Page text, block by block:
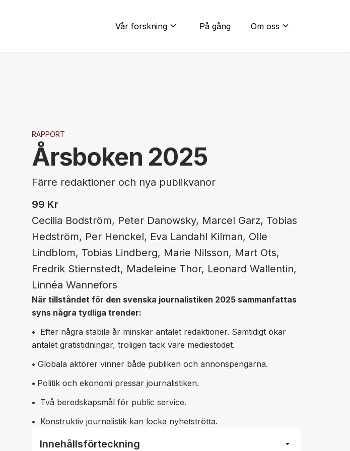
Vår forskning expand_more På gång Om oss expand_more
RAPPORT
Årsboken 2025
Färre redaktioner och nya publikvanor
99 Kr
Cecilia Bodström, Peter Danowsky, Marcel Garz, Tobias
Hedström, Per Henckel, Eva Landahl Kilman, Olle
Lindblom, Tobias Lindberg, Marie Nilsson, Mart Ots,
Fredrik Stiernstedt, Madeleine Thor, Leonard Wallentin,
Linnéa Wannefors
När tillståndet för den svenska journalistiken 2025 sammanfattas
syns några tydliga trender:
• Efter några stabila år minskar antalet redaktioner. Samtidigt ökar
antalet gratistidningar, troligen tack vare mediestödet.
• Globala aktörer vinner både publiken och annonspengarna.
• Politik och ekonomi pressar journalistiken.
• Två beredskapsmål för public service.
• Konstruktiv journalistik kan locka nyhetströtta.
Innehållsförteckning arrow_drop_down